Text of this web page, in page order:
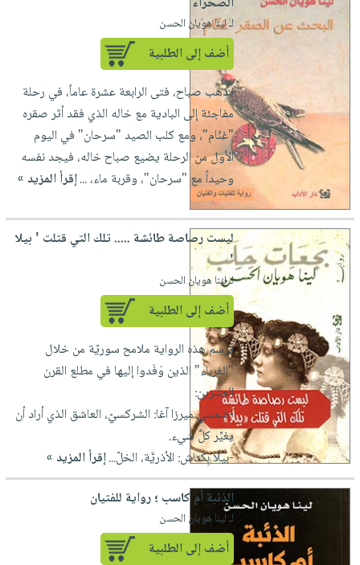
لـ لينا هويان الحسن
أضف إلى الطلبية
يذهب صباح، فتى الرابعة عشرة عاماً، في رحلة
مفاجئة إلى البادية مع خاله الذي فقد أثر صقره
"غنّام"، ومع كلب الصيد "سرحان" في اليوم
الأول من الرحلة يضيع صباح خاله، فيجد نفسه
وحيداً مع "سرحان"، وقربة ماء، ...إقرأ المزيد »
ليست رصاصة طائشة ..... تلك التي قتلت ' بيلا
'
لـ لينا هويان الحسن
أضف إلى الطلبية
ترسم هذه الرواية ملامح سوريّة من خلال
"الغرباء" الذين وَفَدوا إليها في مطلع القرن
العشرين:
-شمسي ميرزا آغا: الشركسيّ، العاشق الذي أراد أن
يغيِّر كلَّ شيء.
-بيلّا بِكتاش: الأذريَّة، الخلّ...إقرأ المزيد »
الذئبة أم كاسب ؛ رواية للفتيان
لـ لينا هويان الحسن
أضف إلى الطلبية